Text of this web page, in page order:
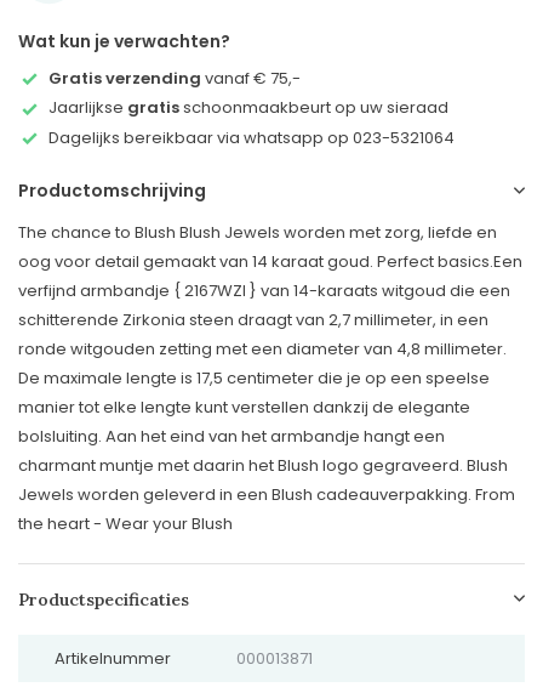
Wat kun je verwachten?
Gratis verzending vanaf € 75,-
Jaarlijkse gratisschoonmaakbeurt op uw sieraad
Dagelijks bereikbaar via whatsapp op 023-5321064
Productomschrijving
The chance to Blush Blush Jewels worden met zorg, liefde en
oog voor detail gemaakt van 14 karaat goud. Perfect basics.Een
verfijnd armbandje { 2167WZI } van 14-karaats witgoud die een
schitterende Zirkonia steen draagt van 2,7 millimeter, in een
ronde witgouden zetting met een diameter van 4,8 millimeter.
De maximale lengte is 17,5 centimeter die je op een speelse
manier tot elke lengte kunt verstellen dankzij de elegante
bolsluiting. Aan het eind van het armbandje hangt een
charmant muntje met daarin het Blush logo gegraveerd. Blush
Jewels worden geleverd in een Blush cadeauverpakking. From
the heart - Wear your Blush
Productspecificaties
Artikelnummer 000013871